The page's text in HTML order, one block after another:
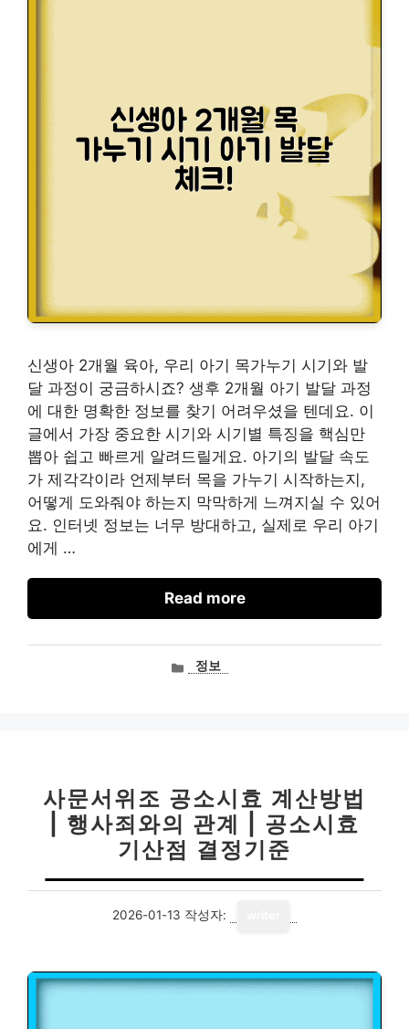
신생아 2개월 육아, 우리 아기 목가누기 시기와 발
달 과정이 궁금하시죠? 생후 2개월 아기 발달 과정
에 대한 명확한 정보를 찾기 어려우셨을 텐데요. 이
글에서 가장 중요한 시기와 시기별 특징을 핵심만
뽑아 쉽고 빠르게 알려드릴게요. 아기의 발달 속도
가 제각각이라 언제부터 목을 가누기 시작하는지,
어떻게 도와줘야 하는지 막막하게 느껴지실 수 있어
요. 인터넷 정보는 너무 방대하고, 실제로 우리 아기
에게 …
Read more
카정보
사문서위조 공소시효 계산방법
| 행사죄와의 관계 | 공소시효
기산점 결정기준
2026-01-13 작성자: